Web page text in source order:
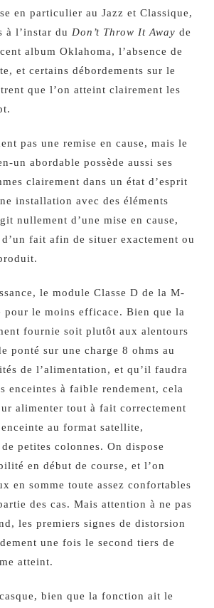
en particulier au Jazz et Classique,
à l’instar du Don’t Throw It Away de
album Oklahoma, l’absence de
et certains débordements sur le
que l’on atteint clairement les
pas une remise en cause, mais le
un abordable possède aussi ses
clairement dans un état d’esprit
installation avec des éléments
nullement d’une mise en cause,
fait afin de situer exactement ou
le module Classe D de la M-
pour le moins efficace. Bien que la
fournie soit plutôt aux alentours
ponté sur une charge 8 ohms au
de l’alimentation, et qu’il faudra
enceintes à faible rendement, cela
alimenter tout à fait correctement
au format satellite,
petites colonnes. On dispose
en début de course, et l’on
en somme toute assez confortables
des cas. Mais attention à ne pas
les premiers signes de distorsion
une fois le second tiers de
atteint.
bien que la fonction ait le